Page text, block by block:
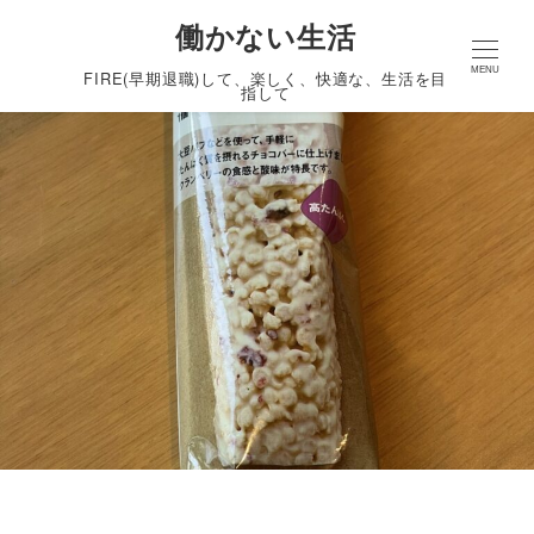
働かない生活
FIRE(早期退職)して、楽しく、快適な、生活を目
指して
MENU